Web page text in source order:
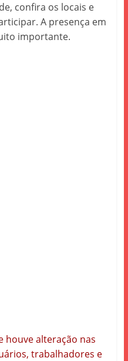
confira os locais e
A presença em
importante.
houve alteração nas
trabalhadores e